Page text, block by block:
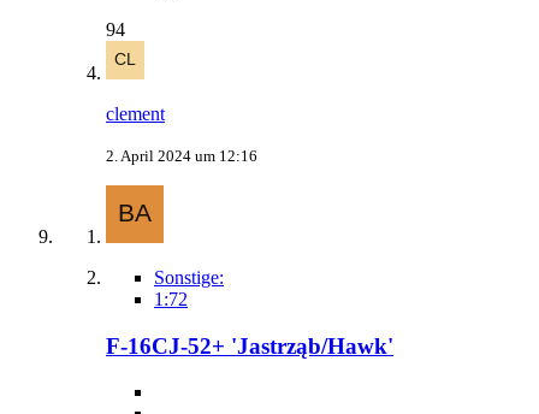
94
clement
2. April 2024 um 12:16
Sonstige:
1:72
F-16CJ-52+ 'Jastrząb/Hawk'